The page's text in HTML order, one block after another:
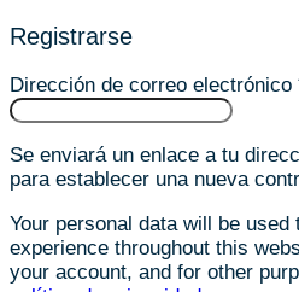
Registrarse
Dirección de correo electrónico
Se enviará un enlace a tu
para establecer una nueva
Your personal data will be used
experience throughout this
your account, and for other